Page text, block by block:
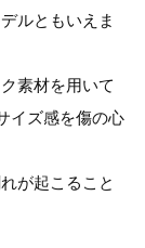
ルともいえま
素材を用いて
イズ感を傷の心
が起こること